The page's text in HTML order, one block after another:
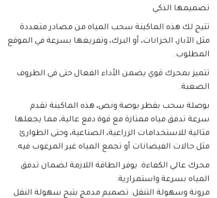
تصميمها الذكي
تتيح لك هذه الماكينة سحب المياه من مصادر متعددة
مثل الآبار، الخزانات، أو البرك، وتفريغها بسرعة في الموقع
المطلوب.
تتميز بمحرك قوي يضمن الأداء الفعال حتى في الظروف
الصعبة.
بوصلة سحب بقطر بوصة ونص، هذه الماكينة تقدم
سرعة تدفق مياه ممتازة مع قوة دفع عالية، مما يجعلها
مثالية للاستخدامات الزراعية، الصناعية، وحتى الطوارئ
مثل حالات الفيضانات أو تجمع المياه غير المرغوب فيه.
محرك عالي الكفاءة: يوفر الطاقة اللازمة لضمان تدفق
المياه بسرعة واستمرارية.
مرونة وسهولة التنقل: تصميم مدمج يتيح سهولة النقل